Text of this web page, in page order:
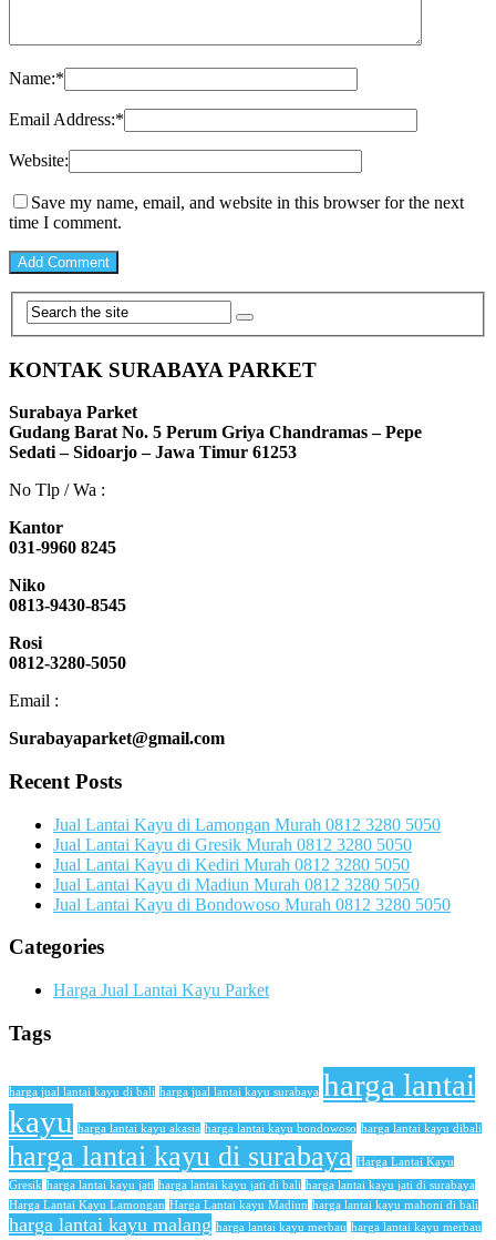
Name:*
Email Address:*
Website:
Save my name, email, and website in this browser for the next
time I comment.
KONTAK SURABAYA PARKET
Surabaya Parket
Gudang Barat No. 5 Perum Griya Chandramas – Pepe
Sedati – Sidoarjo – Jawa Timur 61253
No Tlp / Wa :
Kantor
031-9960 8245
Niko
0813-9430-8545
Rosi
0812-3280-5050
Email :
Surabayaparket@gmail.com
Recent Posts
Jual Lantai Kayu di Lamongan Murah 0812 3280 5050
Jual Lantai Kayu di Gresik Murah 0812 3280 5050
Jual Lantai Kayu di Kediri Murah 0812 3280 5050
Jual Lantai Kayu di Madiun Murah 0812 3280 5050
Jual Lantai Kayu di Bondowoso Murah 0812 3280 5050
Categories
Harga Jual Lantai Kayu Parket
Tags
harga jual lantai kayu di bali harga jual lantai kayu surabaya harga lantai
kayu harga lantai kayu akasia harga lantai kayu bondowoso harga lantai kayu dibali
harga lantai kayu di surabaya Harga Lantai Kayu
Gresik harga lantai kayu jati harga lantai kayu jati di bali harga lantai kayu jati di surabaya
Harga Lantai Kayu Lamongan Harga Lantai kayu Madiun harga lantai kayu mahoni di bali
harga lantai kayu malang harga lantai kayu merbau harga lantai kayu merbau